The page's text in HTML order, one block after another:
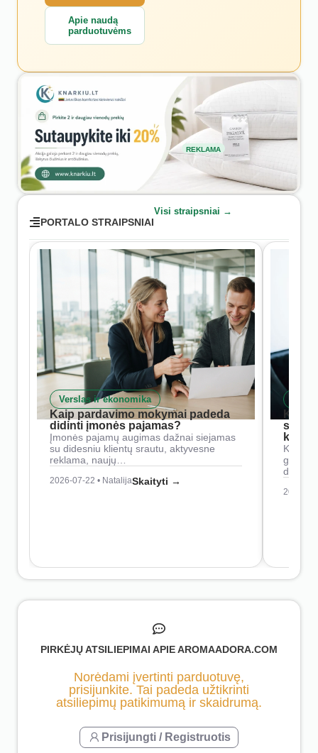
Apie naudą
parduotuvėms
REKLAMA
PORTALO STRAIPSNIAI
Visi straipsniai →
Verslas ir ekonomika
Kaip pardavimo mokymai padeda
didinti įmonės pajamas?
Įmonės pajamų augimas dažnai siejamas
su didesniu klientų srautu, aktyvesne
reklama, naujų…
2026-07-22 • NatalijaSkaityti →
Kaip
2026-
PIRKĖJŲ ATSILIEPIMAI APIE AROMAADORA.COM
Norėdami įvertinti parduotuvę,
prisijunkite. Tai padeda užtikrinti
atsiliepimų patikimumą ir skaidrumą.
Prisijungti / Registruotis